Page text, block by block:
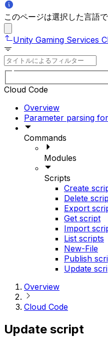
このページは選択した言語
Unity Gaming Services
Cloud Code
Overview
Parameter parsing
Commands
Modules
Scripts
Create
Delete
Export
Get script
Import
List scripts
New-File
Publish
Update
Overview
Cloud Code
Update script